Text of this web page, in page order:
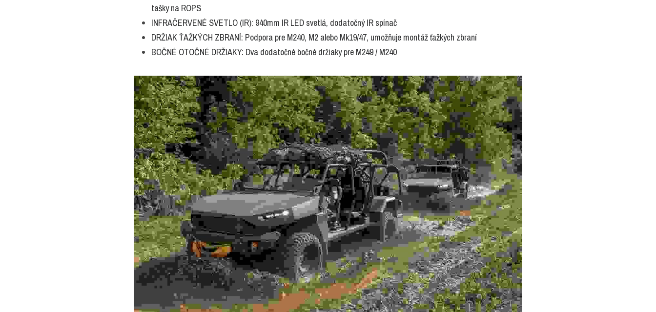
tašky na ROPS
INFRAČERVENÉ SVETLO (IR): 940mm IR LED svetlá, dodatočný IR spínač
DRŽIAK ŤAŽKÝCH ZBRANÍ: Podpora pre M240, M2 alebo Mk19/47, umožňuje montáž ťažkých zbraní
BOČNÉ OTOČNÉ DRŽIAKY: Dva dodatočné bočné držiaky pre M249 / M240